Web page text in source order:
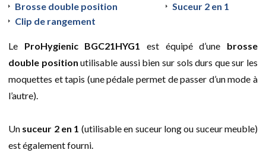
Brosse double position
Suceur 2 en 1
Clip de rangement
Le ProHygienic BGC21HYG1est équipé d’une brosse
double position utilisable aussi bien sur sols durs que sur les
moquettes et tapis (une pédale permet de passer d’un mode à
l’autre).
Un suceur 2 en 1 (utilisable en suceur long ou suceur meuble)
est également fourni.